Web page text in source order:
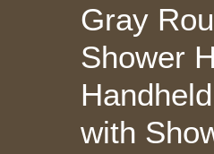
Gray
Shower
with